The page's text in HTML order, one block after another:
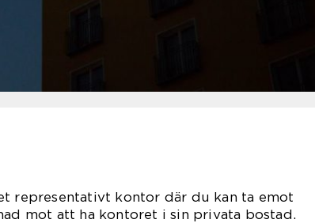
representativt kontor där du kan ta emot
mot att ha kontoret i sin privata bostad.